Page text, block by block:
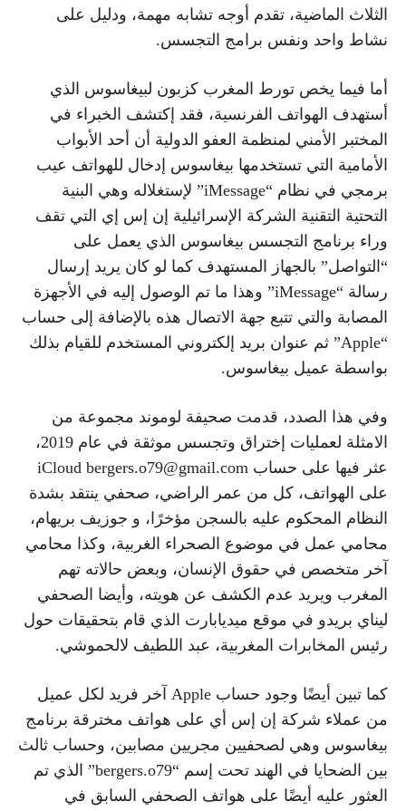
الثلاث الماضية، تقدم أوجه تشابه مهمة، ودليل على
نشاط واحد ونفس برامج التجسس.
أما فيما يخص تورط المغرب كزبون لبيغاسوس الذي
أستهدف الهواتف الفرنسية، فقد إكتشف الخبراء في
المختبر الأمني لمنظمة العفو الدولية أن أحد الأبواب
الأمامية التي تستخدمها بيغاسوس إدخال للهواتف عيب
برمجي في نظام “iMessage” لإستغلاله وهي البنية
التحتية التقنية الشركة الإسرائيلية إن إس إي التي تقف
وراء برنامج التجسس بيغاسوس الذي يعمل على
“التواصل” بالجهاز المستهدف كما لو كان يريد إرسال
رسالة “iMessage” وهذا ما تم الوصول إليه في الأجهزة
المصابة والتي تتبع جهة الاتصال هذه بالإضافة إلى حساب
“Apple” ثم عنوان بريد إلكتروني المستخدم للقيام بذلك
بواسطة عميل بيغاسوس.
وفي هذا الصدد، قدمت صحيفة لوموند مجموعة من
الامثلة لعمليات إختراق وتجسس موثقة في عام 2019،
عثر فيها على حساب iCloud bergers.o79@gmail.com
على الهواتف، كل من عمر الراضي، صحفي ينتقد بشدة
النظام المحكوم عليه بالسجن مؤخرًا، و جوزيف بريهام،
محامي عمل في موضوع الصحراء الغربية، وكذا محامي
آخر متخصص في حقوق الإنسان، وبعض حالاته تهم
المغرب ويريد عدم الكشف عن هويته، وأيضا الصحفي
ليناي بريدو في موقع ميديابارت الذي قام بتحقيقات حول
رئيس المخابرات المغربية، عبد اللطيف لالحموشي.
كما تبين أيضًا وجود حساب Apple آخر فريد لكل عميل
من عملاء شركة إن إس أي على هواتف مخترقة برنامج
بيغاسوس وهي لصحفيين مجريين مصابين، وحساب ثالث
بين الضحايا في الهند تحت إسم “bergers.o79” الذي تم
العثور عليه أيضًا على هواتف الصحفي السابق في